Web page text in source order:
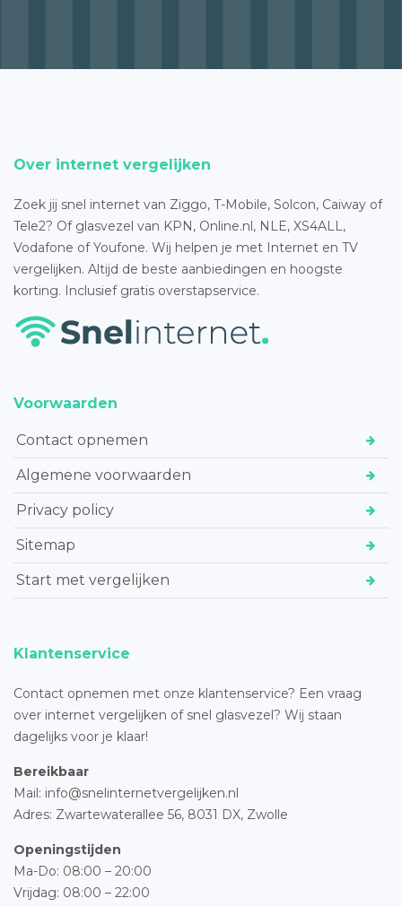
Over internet vergelijken
Zoek jij snel internet van Ziggo, T-Mobile, Solcon, Caiway of
Tele2? Of glasvezel van KPN, Online.nl, NLE, XS4ALL,
Vodafone of Youfone. Wij helpen je met Internet en TV
vergelijken. Altijd de beste aanbiedingen en hoogste
korting. Inclusief gratis overstapservice.
Voorwaarden
Contact opnemen
Algemene voorwaarden
Privacy policy
Sitemap
Start met vergelijken
Klantenservice
Contact opnemen met onze klantenservice? Een vraag
over internet vergelijken of snel glasvezel? Wij staan
dagelijks voor je klaar!
Bereikbaar
Mail: info@snelinternetvergelijken.nl
Adres: Zwartewaterallee 56, 8031 DX, Zwolle
Openingstijden
Ma-Do: 08:00 – 20:00
Vrijdag: 08:00 – 22:00